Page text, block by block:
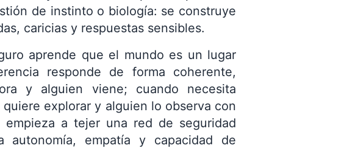
de instinto o biología: se construye
caricias y respuestas sensibles.
aprende que el mundo es un lugar
responde de forma coherente,
y alguien viene; cuando necesita
explorar y alguien lo observa con
a tejer una red de seguridad
empatía y capacidad de